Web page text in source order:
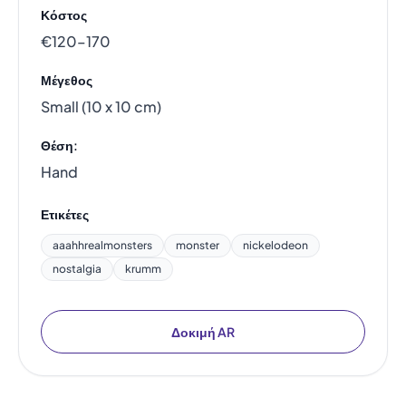
Κόστος
€120–170
Μέγεθος
Small (10 x 10 cm)
Θέση:
Hand
Ετικέτες
aaahhrealmonsters monster
nickelodeon
nostalgia
krumm
Δοκιμή AR